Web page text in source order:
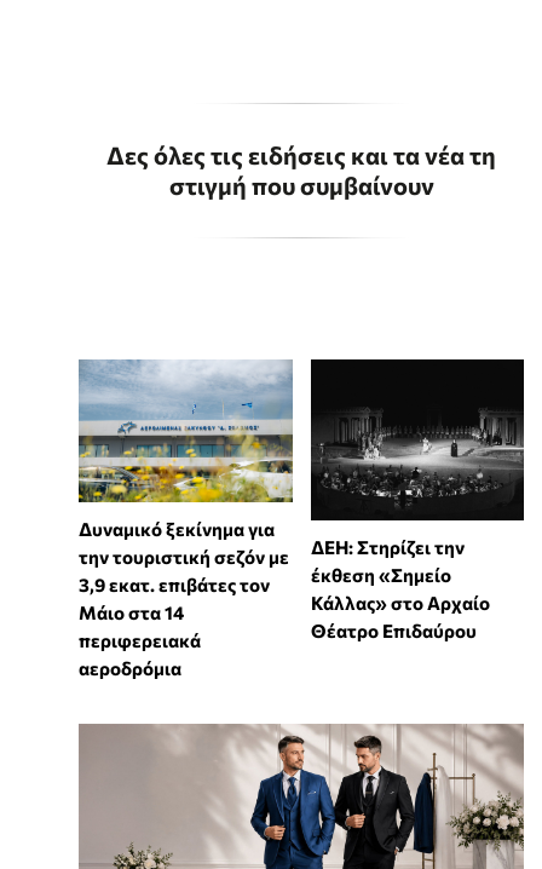
Δες όλες τις ειδήσεις και τα νέα τη
στιγμή που συμβαίνουν
Δυναμικό ξεκίνημα για
την τουριστική σεζόν με
3,9 εκατ. επιβάτες τον
Μάιο στα 14
περιφερειακά
αεροδρόμια
ΔΕΗ: Στηρίζει την
έκθεση «Σημείο
Κάλλας» στο Αρχαίο
Θέατρο Επιδαύρου